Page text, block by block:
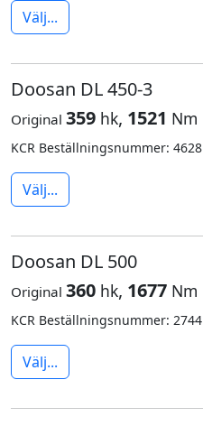
Välj...
Doosan DL 450-3
Original 359 hk, 1521 Nm
KCR Beställningsnummer: 4628
Välj...
Doosan DL 500
Original 360 hk, 1677 Nm
KCR Beställningsnummer: 2744
Välj...